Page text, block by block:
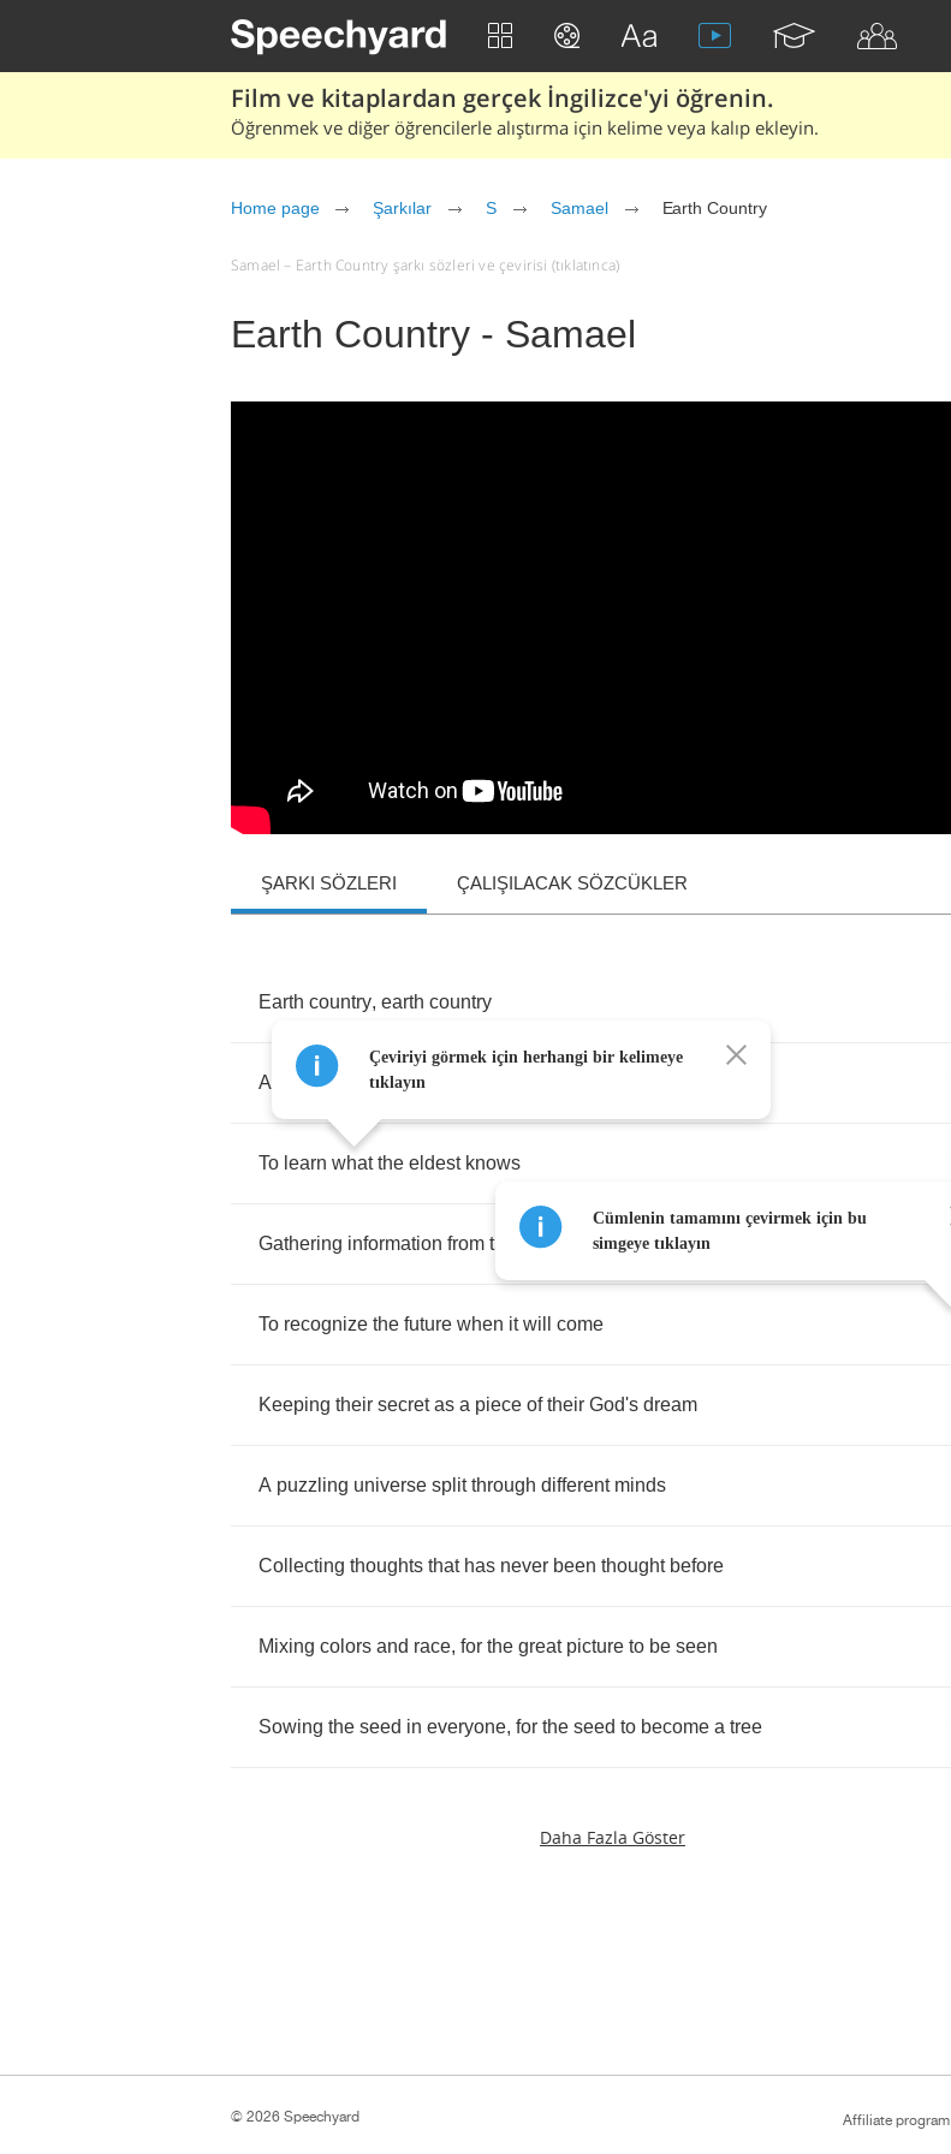
Film ve kitaplardan gerçek İngilizce'yi öğrenin.
Öğrenmek ve diğer öğrencilerle alıştırma için kelime veya kalıp ekleyin.
Home page Şarkılar S Samael Earth Country
Samael – Earth Country şarkı sözleri ve çevirisi (tıklatınca)
Earth Country - Samael
ŞARKI SÖZLERI ÇALIŞILACAK SÖZCÜKLER
Earth country, earth country
All families listen to
To learn what the eldest knows
Gathering information from the past
To recognize the future when it will come
Keeping their secret as a piece of their God's dream
A puzzling universe split through different minds
Collecting thoughts that has never been thought before
Mixing colors and race, for the great picture to be seen
Sowing the seed in everyone, for the seed to become a tree
Daha Fazla Göster
Çeviriyi görmek için herhangi bir kelimeye
tıklayın
Cümlenin tamamını çevirmek için bu
simgeye tıklayın
Affiliate program
© 2026 Speechyard